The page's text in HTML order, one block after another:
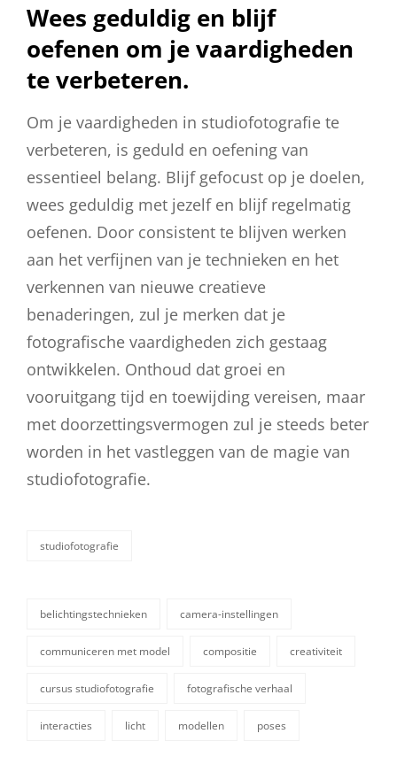
Wees geduldig en blijf
oefenen om je vaardigheden
te verbeteren.
Om je vaardigheden in studiofotografie te
verbeteren, is geduld en oefening van
essentieel belang. Blijf gefocust op je doelen,
wees geduldig met jezelf en blijf regelmatig
oefenen. Door consistent te blijven werken
aan het verfijnen van je technieken en het
verkennen van nieuwe creatieve
benaderingen, zul je merken dat je
fotografische vaardigheden zich gestaag
ontwikkelen. Onthoud dat groei en
vooruitgang tijd en toewijding vereisen, maar
met doorzettingsvermogen zul je steeds beter
worden in het vastleggen van de magie van
studiofotografie.
studiofotografie
belichtingstechnieken camera-instellingen
communiceren met model compositie creativiteit
cursus studiofotografie fotografische verhaal
interacties licht modellen poses